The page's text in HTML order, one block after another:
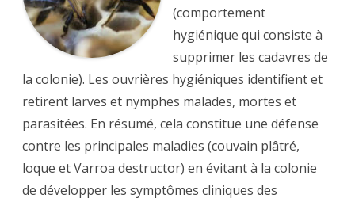
(comportement
hygiénique qui consiste à
supprimer les cadavres de
la colonie). Les ouvrières hygiéniques identifient et
retirent larves et nymphes malades, mortes et
parasitées. En résumé, cela constitue une défense
contre les principales maladies (couvain plâtré,
loque et Varroa destructor) en évitant à la colonie
de développer les symptômes cliniques des